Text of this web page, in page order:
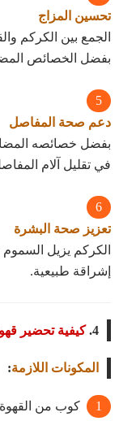
تحسين المزاج
الجمع بين الكركم
بفضل الخصائص
دعم صحة المفاصل
بفضل خصائصه
في تقليل آلام
تعزيز صحة البشرة
الكركم يزيل
إشراقة طبيعية.
4. كيفية تحضير
المكونات اللازمة:
كوب من القهوة